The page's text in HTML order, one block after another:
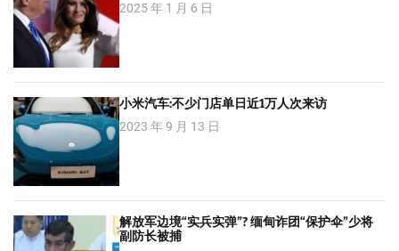
2025 年 1 月 6 日
小米汽车:不少门店单日近1万人次来访
2023 年 9 月 13 日
解放军边境“实兵实弹”? 缅甸诈团“保护伞”少将
副防长被捕